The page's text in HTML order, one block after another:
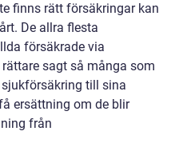
finns rätt försäkringar kan
De allra flesta
försäkrade via
rättare sagt så många som
till sina
ersättning om de blir
från